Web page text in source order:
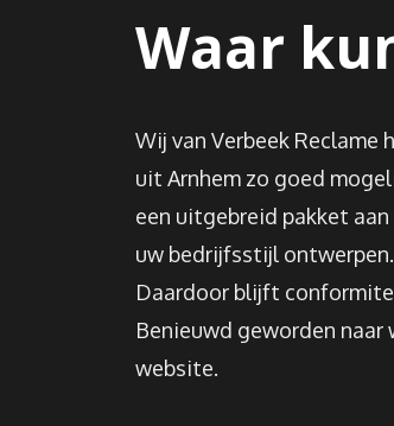
Waar
Wij van Verbeek
uit Arnhem zo goed
een uitgebreid pakket
uw bedrijfsstijl
Daardoor blijft
Benieuwd geworden naar
website.